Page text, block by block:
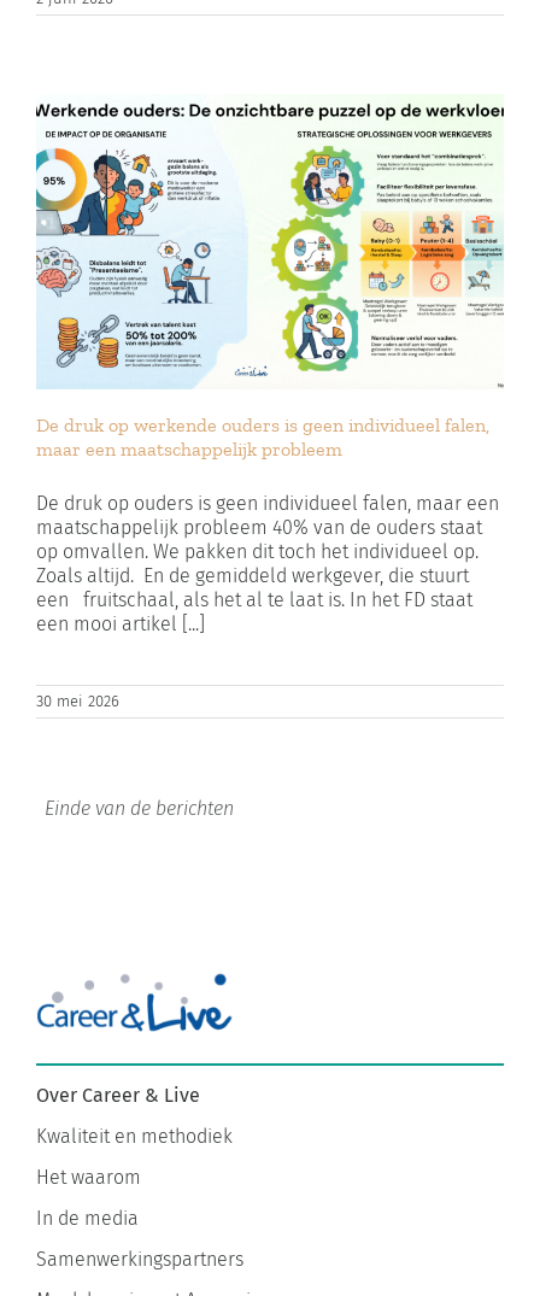
De druk op werkende ouders is geen individueel falen,
maar een maatschappelijk probleem
De druk op ouders is geen individueel falen, maar een
maatschappelijk probleem 40% van de ouders staat
op omvallen. We pakken dit toch het individueel op.
Zoals altijd. En de gemiddeld werkgever, die stuurt
een fruitschaal, als het al te laat is. In het FD staat
een mooi artikel [...]
30 mei 2026
Over Career & Live
Maak kennis met Annemie